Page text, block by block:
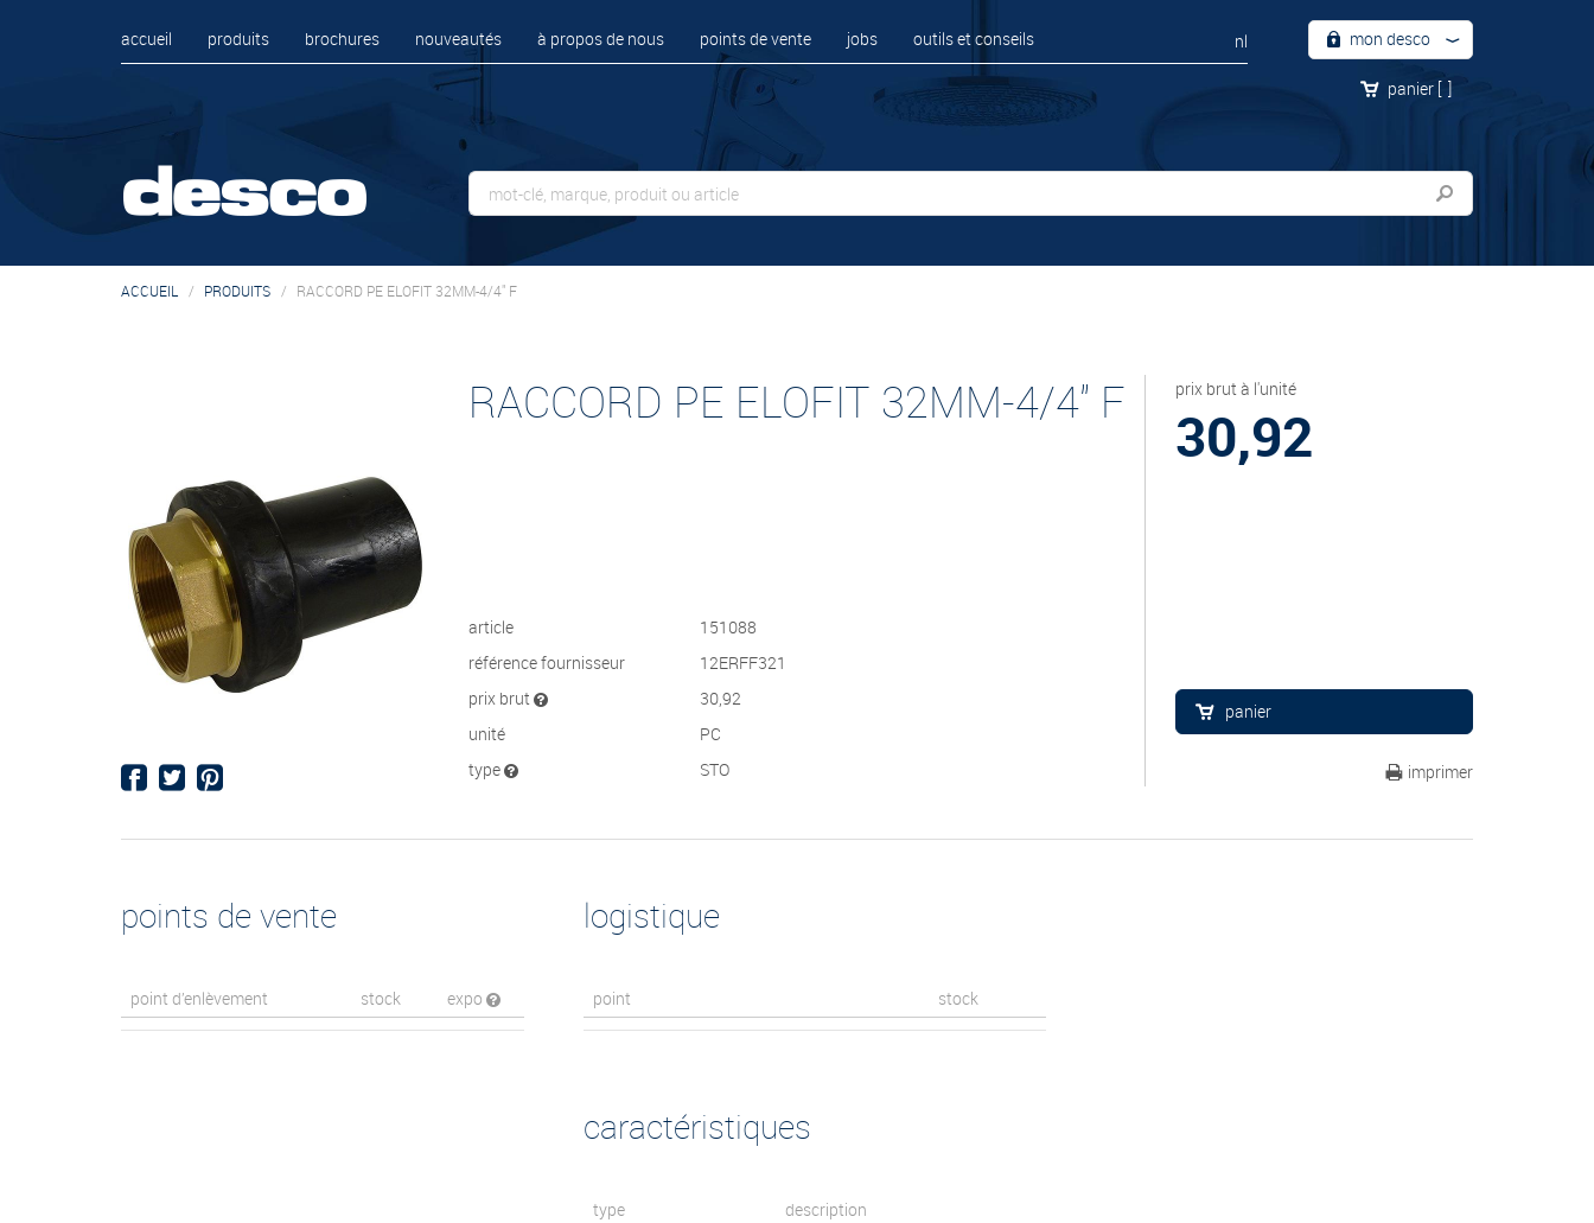
accueil produits brochures nouveautés à propos de nous points de vente jobs outils et conseils nl mon desco
panier [ ]
ACCUEIL PRODUITS RACCORD PE ELOFIT 32MM-4/4" F
RACCORD PE ELOFIT 32MM-4/4" F
article
151088
référence fournisseur
12ERFF321
prix brut
30,92
unité
PC
type
STO
prix brut à l'unité
30,92
panier
imprimer
points de vente
point d’enlèvement stock expo
logistique
point stock
caractéristiques
type
description